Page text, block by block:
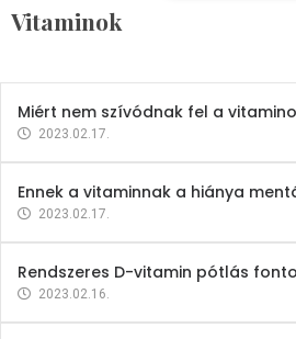
Vitaminok
2023.02.27.
Miért nem szívódnak fel a
2023.02.17.
Ennek a vitaminnak a hiánya
2023.02.17.
Rendszeres D-vitamin pótlás
2023.02.16.